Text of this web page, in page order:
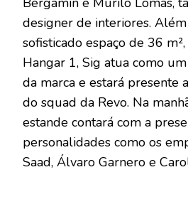
designer de interiores.
sofisticado espaço de 36
Hangar 1, Sig atua como
da marca e estará presente
do squad da Revo. Na
estande contará com a
personalidades como os
Saad, Álvaro Garnero e